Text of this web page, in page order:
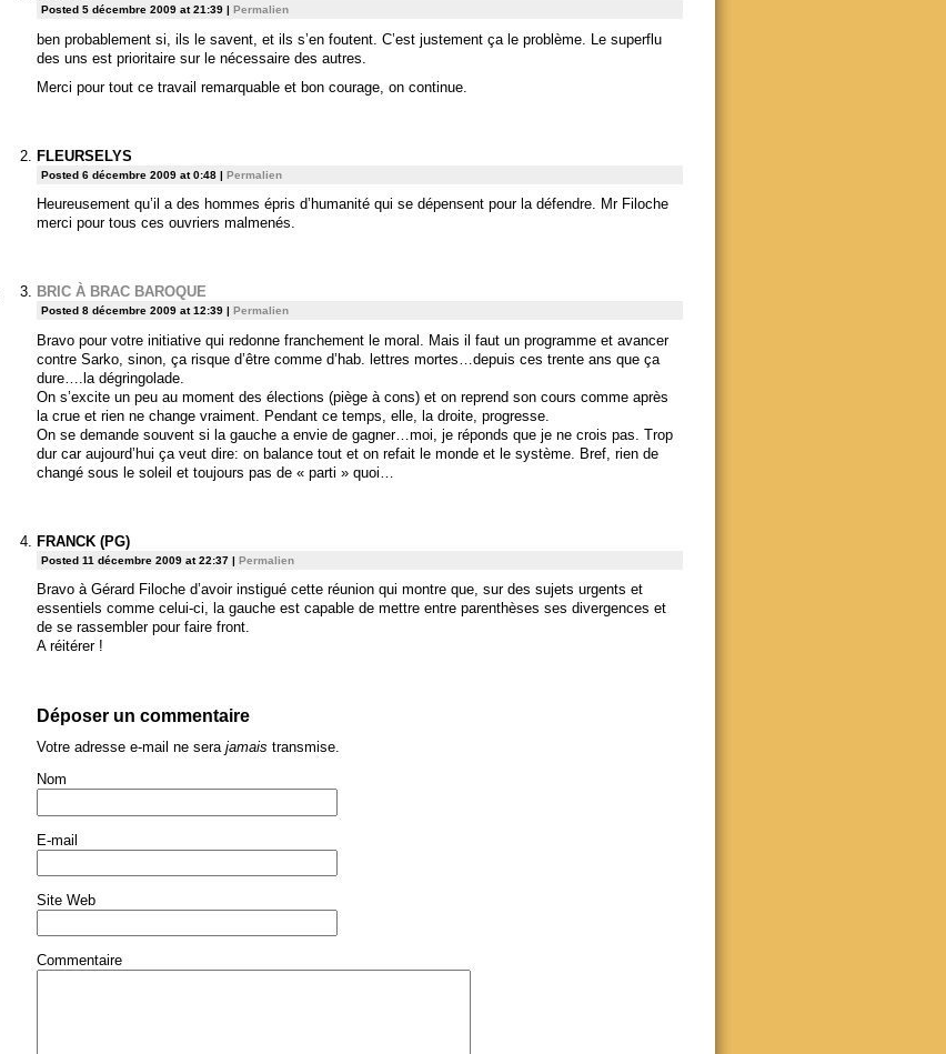
Posted 5 décembre 2009 at 21:39 | Permalien
ben probablement si, ils le savent, et ils s’en foutent. C’est justement ça le problème. Le superflu
des uns est prioritaire sur le nécessaire des autres.
Merci pour tout ce travail remarquable et bon courage, on continue.
FLEURSELYS
Posted 6 décembre 2009 at 0:48 | Permalien
Heureusement qu’il a des hommes épris d’humanité qui se dépensent pour la défendre. Mr Filoche
merci pour tous ces ouvriers malmenés.
BRIC À BRAC BAROQUE
Posted 8 décembre 2009 at 12:39 | Permalien
Bravo pour votre initiative qui redonne franchement le moral. Mais il faut un programme et avancer
contre Sarko, sinon, ça risque d’être comme d’hab. lettres mortes…depuis ces trente ans que ça
dure….la dégringolade.
On s’excite un peu au moment des élections (piège à cons) et on reprend son cours comme après
la crue et rien ne change vraiment. Pendant ce temps, elle, la droite, progresse.
On se demande souvent si la gauche a envie de gagner…moi, je réponds que je ne crois pas. Trop
dur car aujourd’hui ça veut dire: on balance tout et on refait le monde et le système. Bref, rien de
changé sous le soleil et toujours pas de « parti » quoi…
FRANCK (PG)
Posted 11 décembre 2009 at 22:37 | Permalien
Bravo à Gérard Filoche d’avoir instigué cette réunion qui montre que, sur des sujets urgents et
essentiels comme celui-ci, la gauche est capable de mettre entre parenthèses ses divergences et
de se rassembler pour faire front.
A réitérer !
Déposer un commentaire
Votre adresse e-mail ne sera jamais transmise.
Nom
E-mail
Site Web
Commentaire